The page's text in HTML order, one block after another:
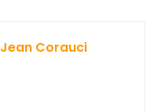
Jean Corauci